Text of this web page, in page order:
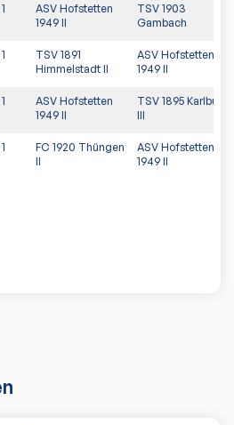
1
ASV Hofstetten
1949 II
TSV 1903
Gambach
1
TSV 1891
Himmelstadt II
ASV Hofstetten
1949 II
1
ASV Hofstetten
1949 II
TSV 1895 Karlburg
III
1
FC 1920 Thüngen
II
ASV Hofstetten
1949 II